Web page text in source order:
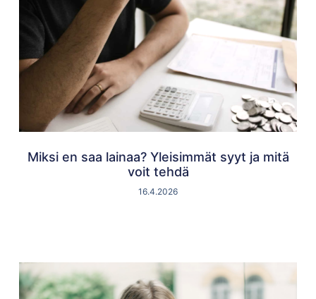
Miksi en saa lainaa? Yleisimmät syyt ja mitä
voit tehdä
16.4.2026